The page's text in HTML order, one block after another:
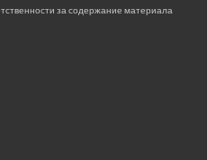
за содержание материала